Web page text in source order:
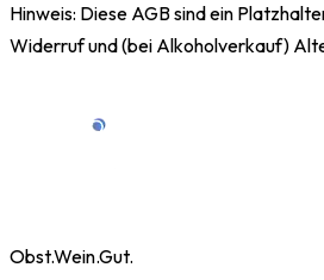
Hinweis: Diese AGB sind ein
Widerruf und (bei Alkoholverkauf)
Obst.Wein.Gut.